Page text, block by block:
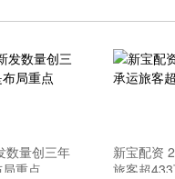
数量创三年
重点
新宝配资
旅客超